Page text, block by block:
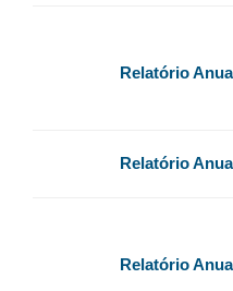
Relatório
Relatório
Relatório